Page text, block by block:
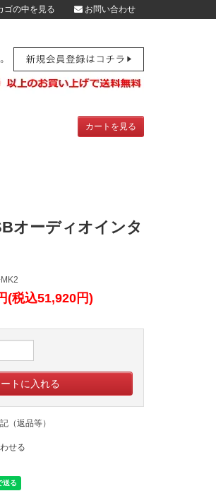
ゴの中を見る お問い合わせ
カートを見る
オーディオインタ
(税込51,920円)
（返品等）
せる